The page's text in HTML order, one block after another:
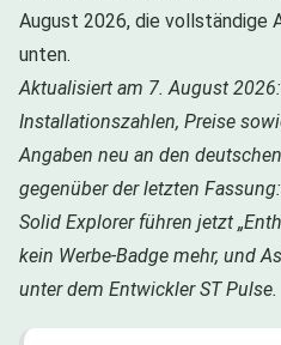
August 2026, die vollständige
unten.
Aktualisiert am 7. August
Installationszahlen, Preise
Angaben neu an den
gegenüber der letzten
Solid Explorer führen jetzt
kein Werbe-Badge mehr, und
unter dem Entwickler ST Pulse.